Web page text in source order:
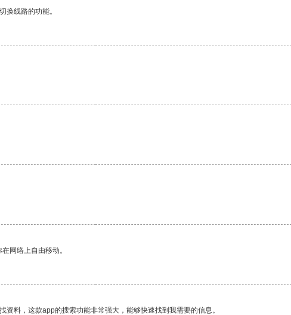
换线路的功能。
网络上自由移动。
料，这款app的搜索功能非常强大，能够快速找到我需要的信息。